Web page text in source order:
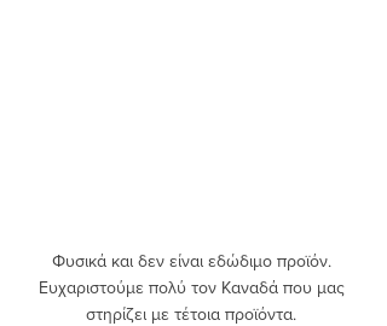
Φυσικά και δεν είναι εδώδιμο προϊόν.
Ευχαριστούμε πολύ τον Καναδά που μας
στηρίζει με τέτοια προϊόντα.